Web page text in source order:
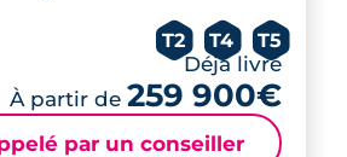
T2 T4 T5
Déjà livré
À partir de 259 900€
par un conseiller